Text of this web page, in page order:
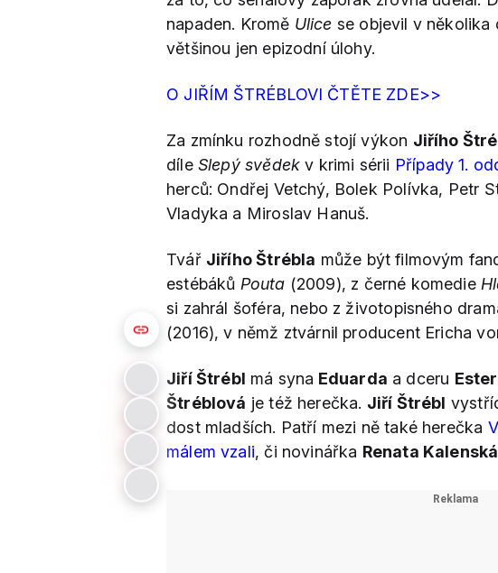
napaden. Kromě Ulice se objevil v několika
většinou jen epizodní úlohy.
O JIŘÍM ŠTRÉBLOVI ČTĚTE ZDE>>
Za zmínku rozhodně stojí výkon Jiřího
díleSlepý svědek v krimi sérii Případy 1.
herců: Ondřej Vetchý, Bolek Polívka, Petr
Vladyka a Miroslav Hanuš.
Tvář Jiřího Štrébla může být filmovým
estébáků Pouta (2009), z černé komedie
si zahrál šoféra, nebo z životopisného
(2016), v němž ztvárnil producent Ericha
Jiří Štrébl má syna Eduarda a dceru Ester
Štréblová je též herečka. Jiří Štrébl
dost mladších. Patří mezi ně také herečka
málem vzali, či novinářka Renata Kalenská